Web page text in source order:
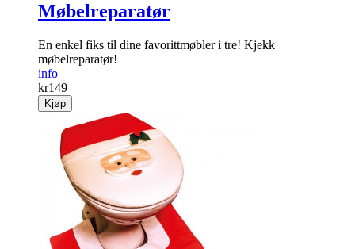
Møbelreparatør
En enkel fiks til dine favorittmøbler i tre! Kjekk
møbelreparatør!
info
kr149
Kjøp